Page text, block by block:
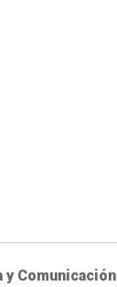
Comunicación